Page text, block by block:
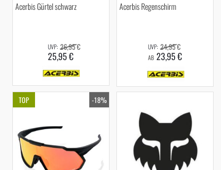
Acerbis Gürtel schwarz
25,95 €
26,95 €
Acerbis Regenschirm
AB 23,95 €
24,95 €
TOP -18%